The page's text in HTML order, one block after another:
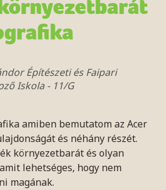
Építészeti és Faipari
Iskola - 11/G
amiben bemutatom az Acer
és néhány részét.
környezetbarát és olyan
lehetséges, hogy nem
magának.